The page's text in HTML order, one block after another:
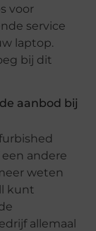
voor
service
laptop.
bij dit
aanbod bij
andere
weten
kunt
allemaal